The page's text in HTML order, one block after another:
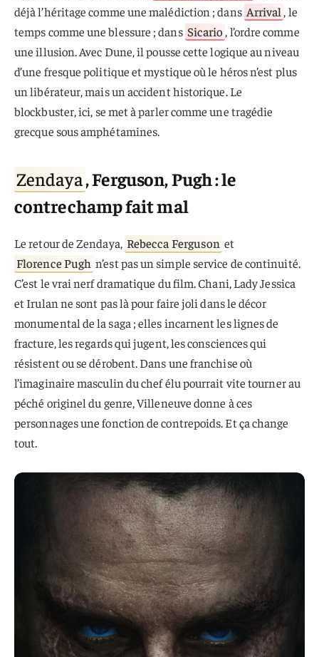
déjà l’héritage comme une malédiction ; dans Arrival , le
temps comme une blessure ; dans Sicario, l’ordre comme
une illusion. Avec Dune, il pousse cette logique au niveau
d’une fresque politique et mystique où le héros n’est plus
un libérateur, mais un accident historique. Le
blockbuster, ici, se met à parler comme une tragédie
grecque sous amphétamines.
Zendaya, Ferguson, Pugh : le
contrechamp fait mal
Le retour de Zendaya, Rebecca Ferguson et
Florence Pugh n’est pas un simple service de continuité.
C’est le vrai nerf dramatique du film. Chani, Lady Jessica
et Irulan ne sont pas là pour faire joli dans le décor
monumental de la saga ; elles incarnent les lignes de
fracture, les regards qui jugent, les consciences qui
résistent ou se dérobent. Dans une franchise où
l’imaginaire masculin du chef élu pourrait vite tourner au
péché originel du genre, Villeneuve donne à ces
personnages une fonction de contrepoids. Et ça change
tout.